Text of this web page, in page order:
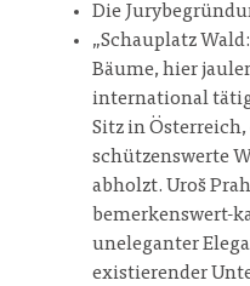
Die
„Schauplatz
Bäume, hier
international
Sitz in
schützenswerte
abholzt. Uroš
bemerkenswert-
uneleganter
existierender